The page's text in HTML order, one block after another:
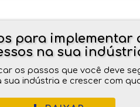
para implementar
na sua
os passos que você deve
sua indústria e crescer com